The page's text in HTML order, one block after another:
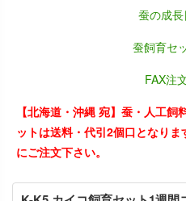
蚕の成
蚕飼育セ
FAX注
【北海道・沖縄 宛】蚕・人工
ットは送料・代引2個口となり
にご注文下さい。